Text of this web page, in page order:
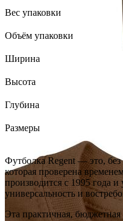
Вес упаковки
Объём упаковки
Ширина
Высота
Глубина
Размеры
Футболка Regent — это,
которая проверена
производится с 1995 года
универсальность и
Эта практичная,